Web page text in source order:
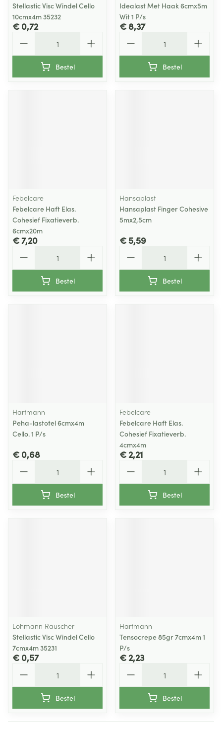
Stellastic Visc Windel Cello
10cmx4m 35232
€ 0,72
Bestel
Idealast Met Haak 6cmx5m
Wit 1 P/s
€ 8,37
Bestel
Febelcare
Febelcare Haft Elas.
Cohesief Fixatieverb.
6cmx20m
€ 7,20
Bestel
Hansaplast
Hansaplast Finger Cohesive
5mx2,5cm
€ 5,59
Bestel
Hartmann
Peha-lastotel 6cmx4m
Cello. 1 P/s
€ 0,68
Bestel
Febelcare
Febelcare Haft Elas.
Cohesief Fixatieverb.
4cmx4m
€ 2,21
Bestel
Lohmann Rauscher
Stellastic Visc Windel Cello
7cmx4m 35231
€ 0,57
Bestel
Hartmann
Tensocrepe 85gr 7cmx4m 1
P/s
€ 2,23
Bestel